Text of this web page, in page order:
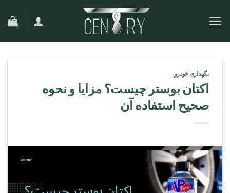
نگهداری خودرو
اکتان بوستر چیست؟ مزایا و نحوه
صحیح استفاده آن